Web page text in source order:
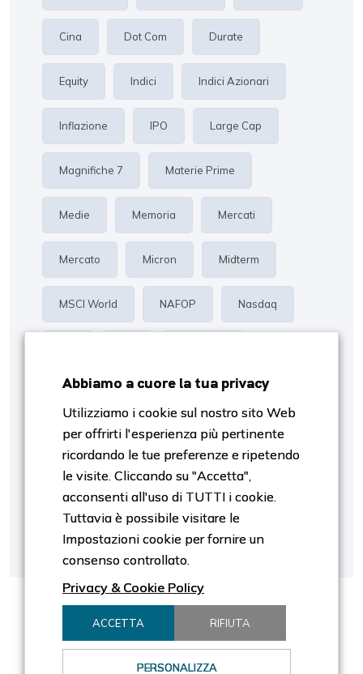
Cina Dot Com Durate
Equity Indici Indici Azionari
Inflazione IPO Large Cap
Magnifiche 7 Materie Prime
Medie Memoria Mercati
Mercato Micron Midterm
MSCI World NAFOP Nasdaq
Risk Management
S&p500 Settori SpaceX
Stagiobnalità Stagionalità
Tech Trimestrali Valutazione
Abbiamo a cuore la tua privacy
Utilizziamo i cookie sul nostro sito Web
per offrirti l'esperienza più pertinente
ricordando le tue preferenze e ripetendo
le visite. Cliccando su "Accetta",
acconsenti all'uso di TUTTI i cookie.
Tuttavia è possibile visitare le
Impostazioni cookie per fornire un
consenso controllato.
Privacy & Cookie Policy
ACCETTA RIFIUTA
PERSONALIZZA